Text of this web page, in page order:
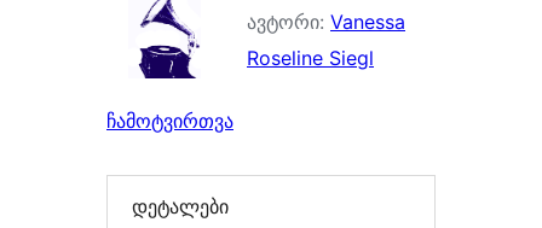
ავტორი: Vanessa
Roseline Siegl
ჩამოტვირთვა
დეტალები